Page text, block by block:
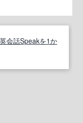
会話Speakを1か